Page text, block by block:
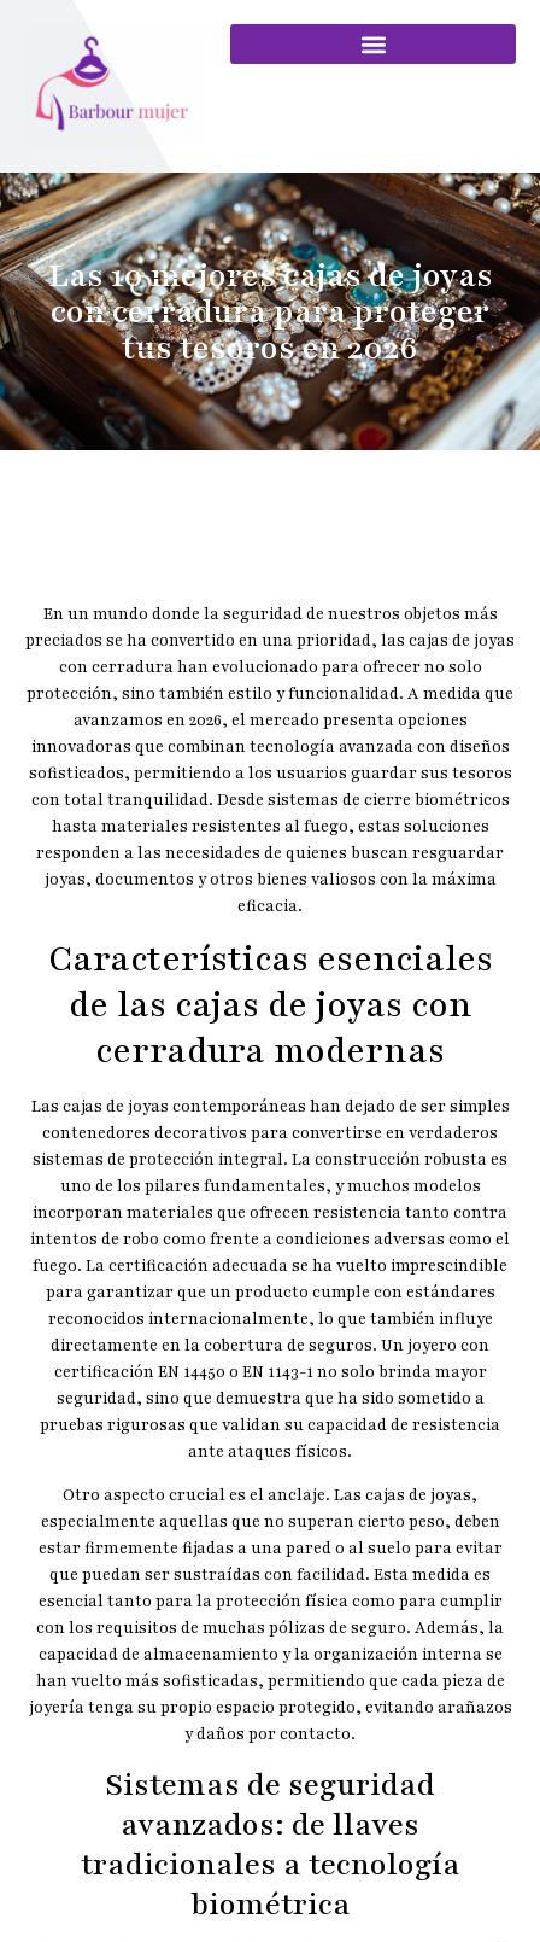
Las 10 mejores cajas de joyas
con cerradura para proteger
tus tesoros en 2026
En un mundo donde la seguridad de nuestros objetos más
preciados se ha convertido en una prioridad, las cajas de joyas
con cerradura han evolucionado para ofrecer no solo
protección, sino también estilo y funcionalidad. A medida que
avanzamos en 2026, el mercado presenta opciones
innovadoras que combinan tecnología avanzada con diseños
sofisticados, permitiendo a los usuarios guardar sus tesoros
con total tranquilidad. Desde sistemas de cierre biométricos
hasta materiales resistentes al fuego, estas soluciones
responden a las necesidades de quienes buscan resguardar
joyas, documentos y otros bienes valiosos con la máxima
eficacia.
Características esenciales
de las cajas de joyas con
cerradura modernas
Las cajas de joyas contemporáneas han dejado de ser simples
contenedores decorativos para convertirse en verdaderos
sistemas de protección integral. La construcción robusta es
uno de los pilares fundamentales, y muchos modelos
incorporan materiales que ofrecen resistencia tanto contra
intentos de robo como frente a condiciones adversas como el
fuego. La certificación adecuada se ha vuelto imprescindible
para garantizar que un producto cumple con estándares
reconocidos internacionalmente, lo que también influye
directamente en la cobertura de seguros. Un joyero con
certificación EN 14450 o EN 1143-1 no solo brinda mayor
seguridad, sino que demuestra que ha sido sometido a
pruebas rigurosas que validan su capacidad de resistencia
ante ataques físicos.
Otro aspecto crucial es el anclaje. Las cajas de joyas,
especialmente aquellas que no superan cierto peso, deben
estar firmemente fijadas a una pared o al suelo para evitar
que puedan ser sustraídas con facilidad. Esta medida es
esencial tanto para la protección física como para cumplir
con los requisitos de muchas pólizas de seguro. Además, la
capacidad de almacenamiento y la organización interna se
han vuelto más sofisticadas, permitiendo que cada pieza de
joyería tenga su propio espacio protegido, evitando arañazos
y daños por contacto.
Sistemas de seguridad
avanzados: de llaves
tradicionales a tecnología
biométrica